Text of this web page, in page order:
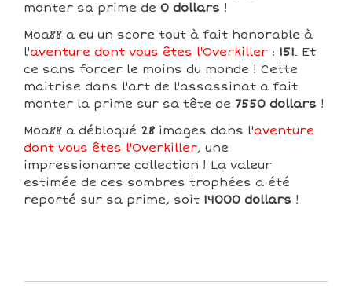
monter sa prime de 0 dollars !
Moa88 a eu un score tout à fait honorable à
l'aventure dont vous êtes l'Overkiller : 151. Et
ce sans forcer le moins du monde ! Cette
maitrise dans l'art de l'assassinat a fait
monter la prime sur sa tête de 7550 dollars !
Moa88 a débloqué 28 images dans l'aventure
dont vous êtes l'Overkiller, une
impressionante collection ! La valeur
estimée de ces sombres trophées a été
reporté sur sa prime, soit 14000 dollars !